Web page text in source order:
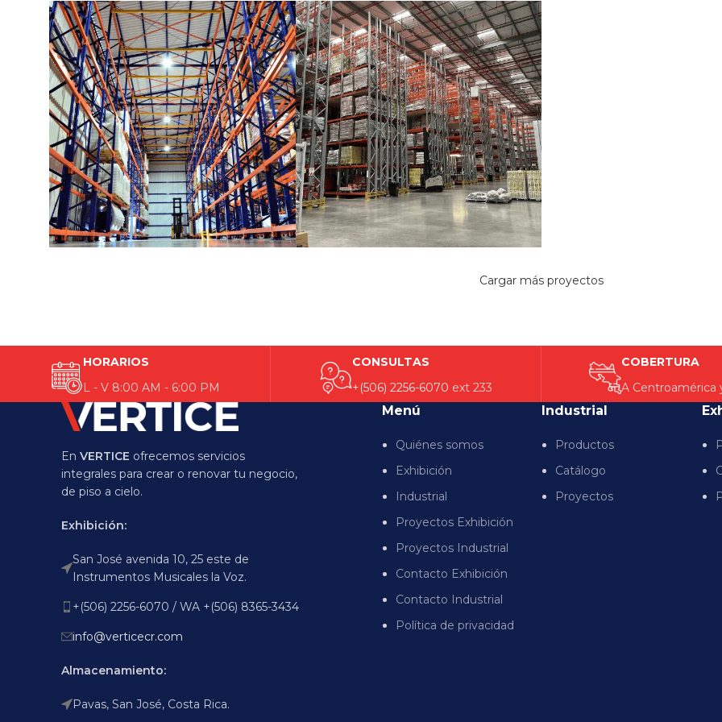
Almacenamiento Industrial
Walmart Almacenamiento Industrial
Intcomex
Cargar más proyectos
HORARIOS
L - V 8:00 AM - 6:00 PM
CONSULTAS
+(506) 2256-6070 ext 233
COBERTURA
A Centroamérica
En VERTICE ofrecemos servicios
integrales para crear o renovar tu negocio,
de piso a cielo.
Exhibición:
San José avenida 10, 25 este de
Instrumentos Musicales la Voz.
+(506) 2256-6070 / WA +(506) 8365-3434
info@verticecr.com
Almacenamiento:
Pavas, San José, Costa Rica.
Menú
Quiénes somos
Exhibición
Industrial
Proyectos Exhibición
Proyectos Industrial
Contacto Exhibición
Contacto Industrial
Política de privacidad
Industrial
Productos
Catálogo
Proyectos